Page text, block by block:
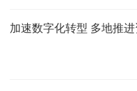
加速数字化转型 多地推